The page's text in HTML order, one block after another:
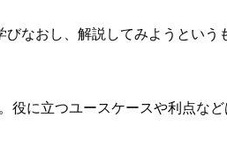
なおし、解説してみようとい
に立つユースケースや利点な